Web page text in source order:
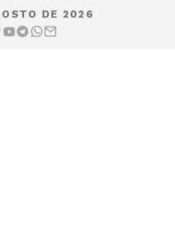
DE 2026